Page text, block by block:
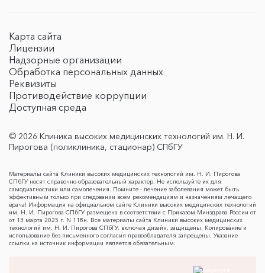
Карта сайта
Лицензии
Надзорные организации
Обработка персональных данных
Реквизиты
Противодействие коррупции
Доступная среда
© 2026 Клиника высоких медицинских технологий им. Н. И.
Пирогова (поликлиника, стационар) СПбГУ
Материалы сайта Клиники высоких медицинских технологий им. Н. И. Пирогова
СПбГУ носят справочно-образовательный характер. Не используйте их для
самодиагностики или самолечения. Помните - лечение заболевания может быть
эффективным только при следовании всем рекомендациям и назначениям лечащего
врача! Информация на официальном сайте Клиники высоких медицинских технологий
им. Н. И. Пирогова СПбГУ размещена в соответствии с Приказом Минздрава России от
от 13 марта 2025 г. N 118н. Все материалы сайта Клиники высоких медицинских
технологий им. Н. И. Пирогова СПбГУ, включая дизайн, защищены. Копирование и
использование без письменного согласия правообладателя запрещены. Указание
ссылки на источник информации является обязательным.